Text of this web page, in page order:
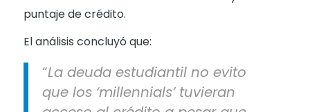
puntaje de crédito.
El análisis concluyó que:
“La deuda estudiantil no evito
que los ‘millennials’ tuvieran